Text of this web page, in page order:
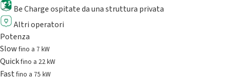
Be Charge ospitate da una struttura privata
Altri operatori
Potenza
Slowfino a 7 kW
Quickfino a 22 kW
Fastfino a 75 kW